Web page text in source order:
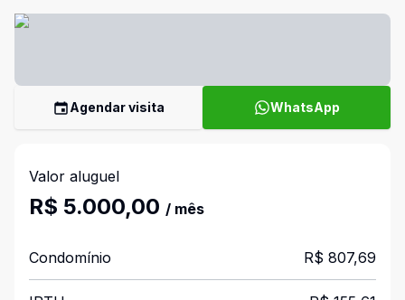
Agendar visita WhatsApp
Valor aluguel
R$ 5.000,00 / mês
Condomínio R$ 807,69